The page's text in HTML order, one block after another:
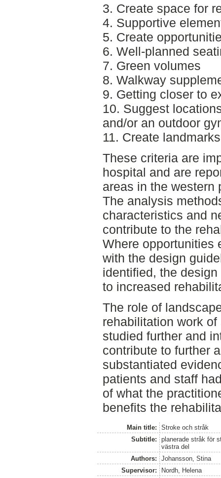
3. Create space for
4. Supportive
5. Create
6. Well-planned
7. Green volumes
8. Walkway
9. Getting closer to
10. Suggest
and/or an outdoor
11. Create landmarks
These criteria are
hospital and are
areas in the western
The analysis
characteristics and
contribute to the
Where opportunities
with the design
identified, the
to increased
The role of
rehabilitation work
studied further and
contribute to further
substantiated
patients and staff
of what the
benefits the
Main title:
Stroke och stråk
Subtitle:
planerade stråk för
västra del
Authors:
Johansson, Stina
Supervisor:
Nordh, Helena